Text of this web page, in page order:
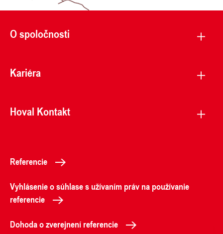
O spoločnosti
Kariéra
Hoval Kontakt
Referencie
Vyhlásenie o súhlase s užívaním práv na používanie
referencie
Dohoda o zverejnení referencie